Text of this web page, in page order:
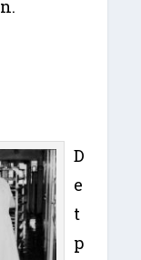
D
e
t
p